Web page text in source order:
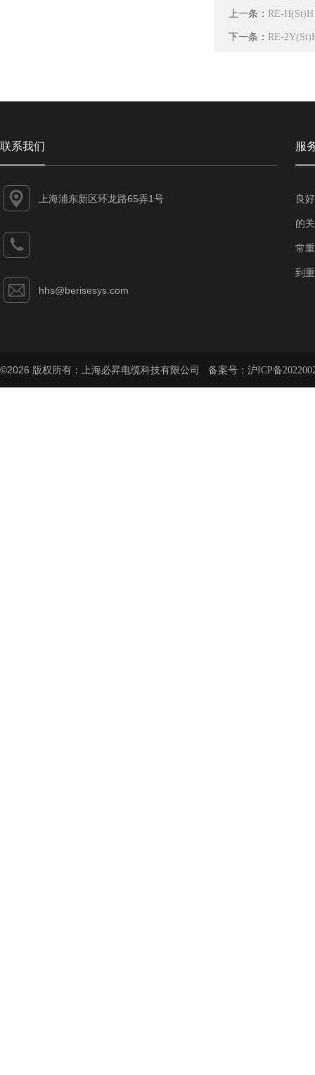
上一条： RE-
下一条： RE-
联系我们
上海浦东新区环龙路65弄1号
hhs@berisesys.com
服
良
的
常
到
©2026 版权所有：上海必昇电缆科技有限公司 备案号： 沪ICP备